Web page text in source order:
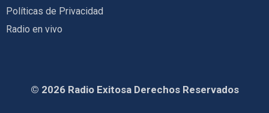
Políticas de Privacidad
Radio en vivo
© 2026 Radio Exitosa Derechos Reservados